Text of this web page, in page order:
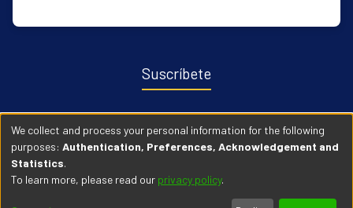
Suscríbete
Recibe notificaciones sobre nuevas publicaciones y eventos
relacionados con el repositorio. ingresa Aqui →
We collect and process your personal information for the following
purposes: Authentication, Preferences, Acknowledgement and
Statistics.
To learn more, please read our privacy policy.